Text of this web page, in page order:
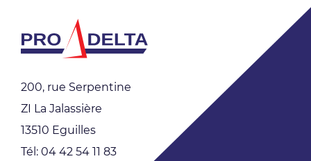
200, rue Serpentine
ZI La Jalassière
13510 Eguilles
Tél: 04 42 54 11 83